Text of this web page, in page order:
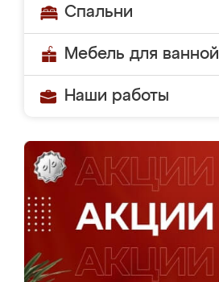
Спальни
Мебель для ванной
Наши работы